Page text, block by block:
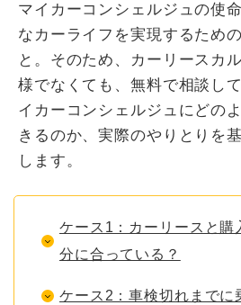
マイカーコンシェルジュの使
なカーライフを実現するため
と。そのため、カーリースカ
様でなくても、無料で相談し
イカーコンシェルジュにどの
きるのか、実際のやりとりを
します。
ケース1：カーリースと購
分に合っている？
ケース2：車検切れまでに